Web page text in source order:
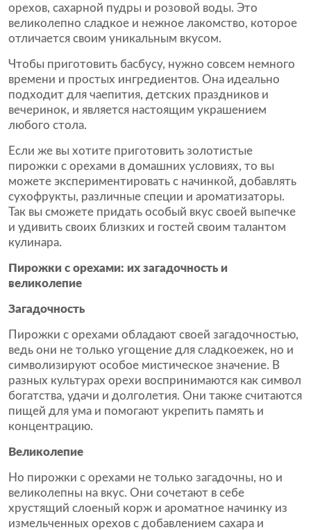
орехов, сахарной пудры и розовой воды. Это
великолепно сладкое и нежное лакомство, которое
отличается своим уникальным вкусом.
Чтобы приготовить басбусу, нужно совсем немного
времени и простых ингредиентов. Она идеально
подходит для чаепития, детских праздников и
вечеринок, и является настоящим украшением
любого стола.
Если же вы хотите приготовить золотистые
пирожки с орехами в домашних условиях, то вы
можете экспериментировать с начинкой, добавлять
сухофрукты, различные специи и ароматизаторы.
Так вы сможете придать особый вкус своей выпечке
и удивить своих близких и гостей своим талантом
кулинара.
Пирожки с орехами: их загадочность и
великолепие
Загадочность
Пирожки с орехами обладают своей загадочностью,
ведь они не только угощение для сладкоежек, но и
символизируют особое мистическое значение. В
разных культурах орехи воспринимаются как символ
богатства, удачи и долголетия. Они также считаются
пищей для ума и помогают укрепить память и
концентрацию.
Великолепие
Но пирожки с орехами не только загадочны, но и
великолепны на вкус. Они сочетают в себе
хрустящий слоеный корж и ароматное начинку из
измельченных орехов с добавлением сахара и